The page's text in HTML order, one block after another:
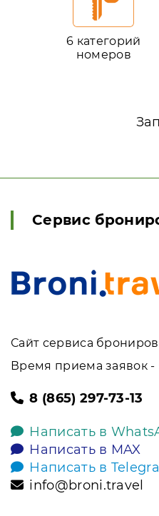
6 категорий
номеров
Сервис
Сайт сервиса
Время приема заявок -
8 (865) 297-73-13
Написать в
Написать в MAX
Написать в
info@broni.travel